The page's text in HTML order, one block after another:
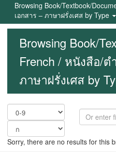
Browsing Book/Textbook/
เอกสาร – ภาษาฝรั่งเศส by Type
Browsing Book/
French / หนังสือ/ต
ภาษาฝรั่งเศส by
Sorry, there are no results for this